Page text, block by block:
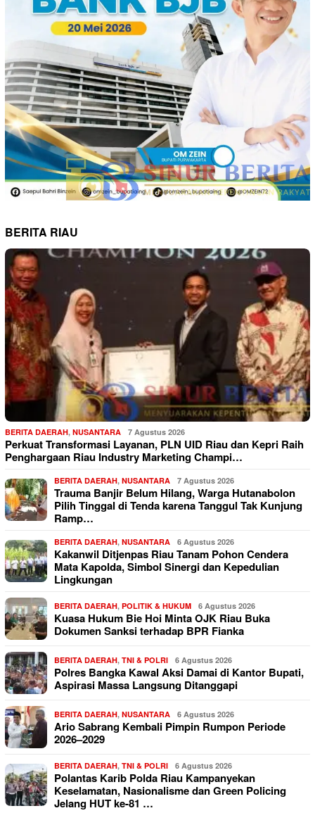
BERITA RIAU
BERITA DAERAH, NUSANTARA 7 Agustus 2026
Perkuat Transformasi Layanan, PLN UID Riau dan Kepri Raih
Penghargaan Riau Industry Marketing Champi…
BERITA DAERAH, NUSANTARA 7 Agustus 2026
Trauma Banjir Belum Hilang, Warga Hutanabolon
Pilih Tinggal di Tenda karena Tanggul Tak Kunjung
Ramp…
BERITA DAERAH, NUSANTARA 6 Agustus 2026
Kakanwil Ditjenpas Riau Tanam Pohon Cendera
Mata Kapolda, Simbol Sinergi dan Kepedulian
Lingkungan
BERITA DAERAH, POLITIK & HUKUM 6 Agustus 2026
Kuasa Hukum Bie Hoi Minta OJK Riau Buka
Dokumen Sanksi terhadap BPR Fianka
BERITA DAERAH, TNI & POLRI 6 Agustus 2026
Polres Bangka Kawal Aksi Damai di Kantor Bupati,
Aspirasi Massa Langsung Ditanggapi
BERITA DAERAH, NUSANTARA 6 Agustus 2026
Ario Sabrang Kembali Pimpin Rumpon Periode
2026–2029
BERITA DAERAH, TNI & POLRI 6 Agustus 2026
Polantas Karib Polda Riau Kampanyekan
Keselamatan, Nasionalisme dan Green Policing
Jelang HUT ke-81 …